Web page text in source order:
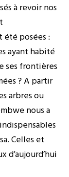
à revoir nos
été posées :
ayant habité
ses frontières
? A partir
arbres ou
nous a
Celles et
d’aujourd’hui